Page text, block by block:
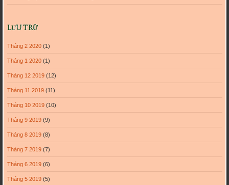
LƯU TRỮ
Tháng 2 2020(1)
Tháng 1 2020(1)
Tháng 12 2019(12)
Tháng 11 2019(11)
Tháng 10 2019(10)
Tháng 9 2019(9)
Tháng 8 2019(8)
Tháng 7 2019(7)
Tháng 6 2019(6)
Tháng 5 2019(5)